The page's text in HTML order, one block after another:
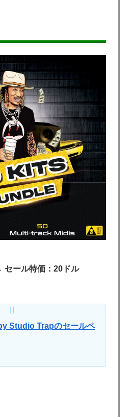
セール特価：20ドル
Studio Trapのセールペ